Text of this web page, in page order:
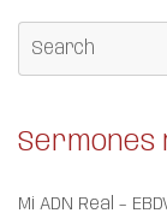
Mi ADN Real –